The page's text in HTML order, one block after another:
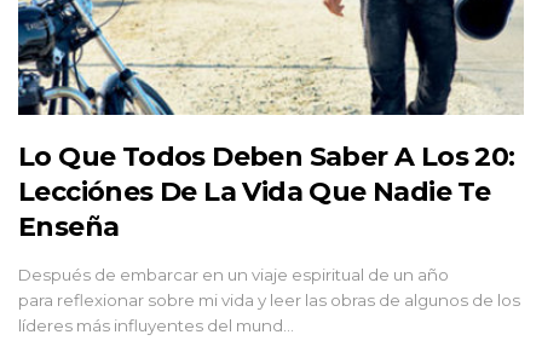
Lo Que Todos Deben Saber A Los 20:
Lecciónes De La Vida Que Nadie Te
Enseña
Después de embarcar en un viaje espiritual de un año
para reflexionar sobre mi vida y leer las obras de algunos de los
líderes más influyentes del mund…